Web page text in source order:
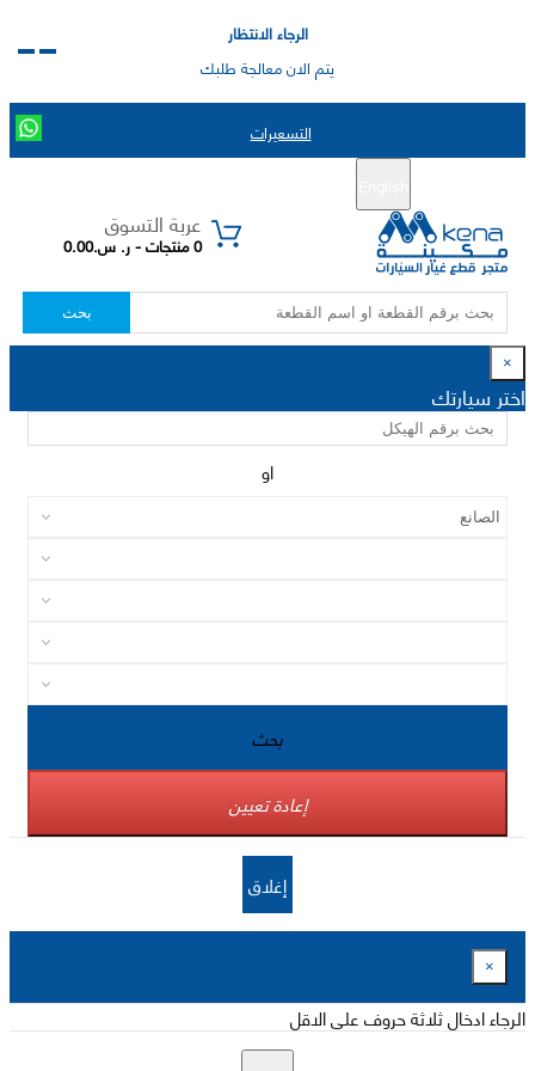
الرجاء الانتظار
يتم الان معالجة طلبك
التسعيرات
عربة التسوق
0 منتجات - ر. س.0.00
بحث
×
اختر سيارتك
او
بحث
إعادة تعيين
إغلاق
×
الرجاء ادخال ثلاثة حروف على الاقل